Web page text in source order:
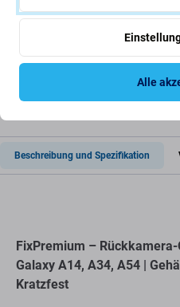
Beschreibung und Spezifikation
FixPremium –
Galaxy A14, A34, A54 |
Kratzfest
Alle